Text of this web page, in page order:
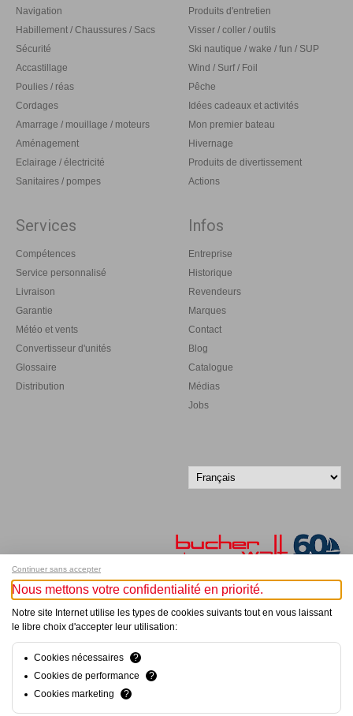
Navigation
Habillement / Chaussures / Sacs
Sécurité
Accastillage
Poulies / réas
Cordages
Amarrage / mouillage / moteurs
Aménagement
Eclairage / électricité
Sanitaires / pompes
Produits d'entretien
Visser / coller / outils
Ski nautique / wake / fun / SUP
Wind / Surf / Foil
Pêche
Idées cadeaux et activités
Mon premier bateau
Hivernage
Produits de divertissement
Actions
Services
Compétences
Service personnalisé
Livraison
Garantie
Météo et vents
Convertisseur d'unités
Glossaire
Distribution
Infos
Entreprise
Historique
Revendeurs
Marques
Contact
Blog
Catalogue
Médias
Jobs
Inscrivez-vous à notre newsletter !
© Bucher+Walt 2011-2026
Tous droits réservés - Informations non contractuelles
hsolutions.ch
Continuer sans accepter
Nous mettons votre confidentialité en priorité.
Notre site Internet utilise les types de cookies suivants tout en vous laissant
le libre choix d'accepter leur utilisation:
Cookies nécessaires
?
Cookies de performance
?
Cookies marketing
?